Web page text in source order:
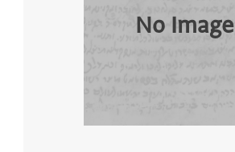
No Image